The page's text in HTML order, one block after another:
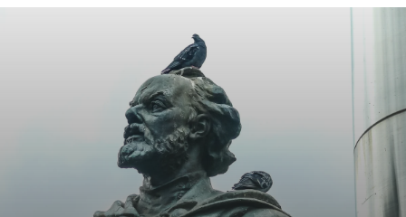
Недвижимость и ЖКХ
Образование
Общество
Праздники
Происшествия
Спорт